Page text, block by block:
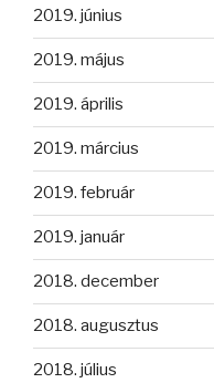
2019. június
2019. május
2019. április
2019. március
2019. február
2019. január
2018. december
2018. augusztus
2018. július